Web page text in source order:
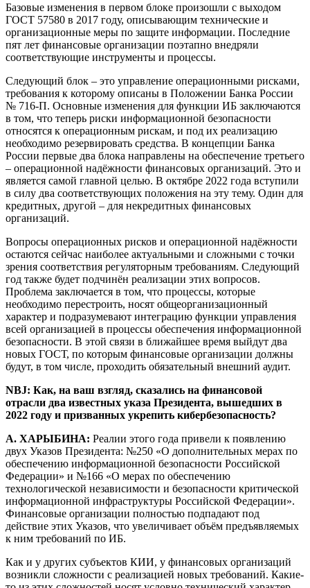
Базовые изменения в первом блоке произошли с выходом
ГОСТ 57580 в 2017 году, описывающим технические и
организационные меры по защите информации. Последние
пят лет финансовые организации поэтапно внедряли
соответствующие инструменты и процессы.
Следующий блок – это управление операционными рисками,
требования к которому описаны в Положении Банка России
№ 716-П. Основные изменения для функции ИБ заключаются
в том, что теперь риски информационной безопасности
относятся к операционным рискам, и под их реализацию
необходимо резервировать средства. В концепции Банка
России первые два блока направлены на обеспечение третьего
– операционной надёжности финансовых организаций. Это и
является самой главной целью. В октябре 2022 года вступили
в силу два соответствующих положения на эту тему. Один для
кредитных, другой – для некредитных финансовых
организаций.
Вопросы операционных рисков и операционной надёжности
остаются сейчас наиболее актуальными и сложными с точки
зрения соответствия регуляторным требованиям. Следующий
год также будет подчинён реализации этих вопросов.
Проблема заключается в том, что процессы, которые
необходимо перестроить, носят общеорганизационный
характер и подразумевают интеграцию функции управления
всей организацией в процессы обеспечения информационной
безопасности. В этой связи в ближайшее время выйдут два
новых ГОСТ, по которым финансовые организации должны
будут, в том числе, проходить обязательный внешний аудит.
NBJ: Как, на ваш взгляд, сказались на финансовой
отрасли два известных указа Президента, вышедших в
2022 году и призванных укрепить кибербезопасность?
А. ХАРЫБИНА: Реалии этого года привели к появлению
двух Указов Президента: №250 «О дополнительных мерах по
обеспечению информационной безопасности Российской
Федерации» и №166 «О мерах по обеспечению
технологической независимости и безопасности критической
информационной инфраструктуры Российской Федерации».
Финансовые организации полностью подпадают под
действие этих Указов, что увеличивает объём предъявляемых
к ним требований по ИБ.
Как и у других субъектов КИИ, у финансовых организаций
возникли сложности с реализацией новых требований. Какие-